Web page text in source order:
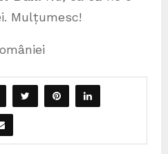
Mulțumesc!